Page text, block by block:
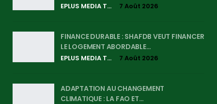
EPLUS MEDIA TV 7 Août 2026
FINANCE DURABLE : SHAFDB VEUT FINANCER
LE LOGEMENT ABORDABLE…
EPLUS MEDIA TV 7 Août 2026
ADAPTATION AU CHANGEMENT
CLIMATIQUE : LA FAO ET…